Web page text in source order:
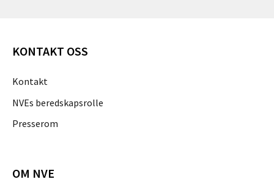
KONTAKT OSS
Kontakt
NVEs beredskapsrolle
Presserom
OM NVE